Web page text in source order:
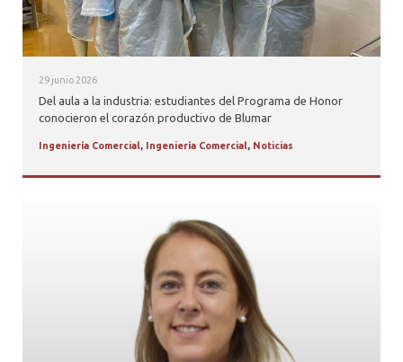
29 junio 2026
Del aula a la industria: estudiantes del Programa de Honor
conocieron el corazón productivo de Blumar
Ingeniería Comercial, Ingeniería Comercial, Noticias